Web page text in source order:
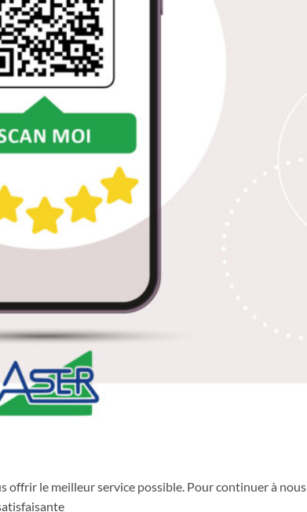
offrir le meilleur service possible. Pour continuer à nous